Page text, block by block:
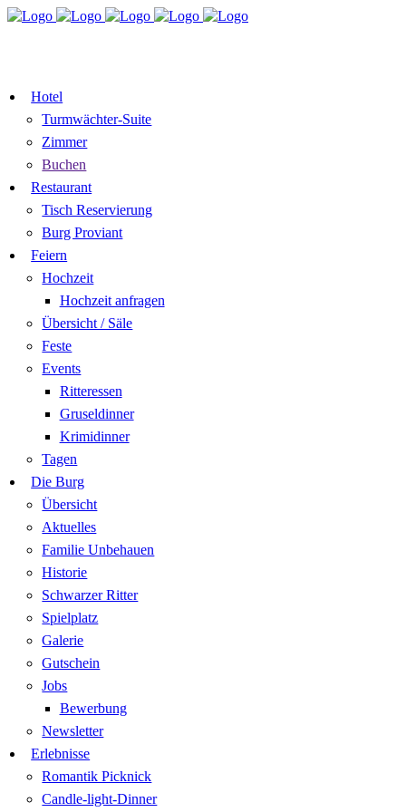
Hotel
Turmwächter-Suite
Zimmer
Buchen
Restaurant
Tisch Reservierung
Burg Proviant
Feiern
Hochzeit
Hochzeit anfragen
Übersicht / Säle
Feste
Events
Ritteressen
Gruseldinner
Krimidinner
Tagen
Die Burg
Übersicht
Aktuelles
Familie Unbehauen
Historie
Schwarzer Ritter
Spielplatz
Galerie
Gutschein
Jobs
Bewerbung
Newsletter
Erlebnisse
Romantik Picknick
Candle-light-Dinner